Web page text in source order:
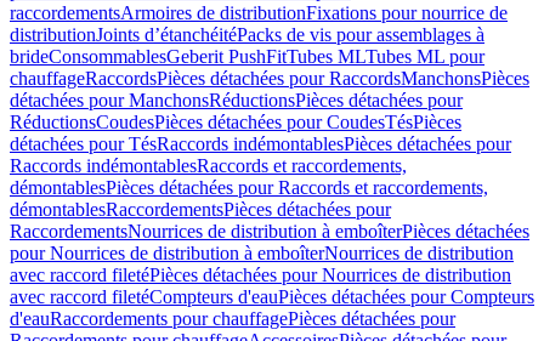
raccordementsArmoires de distributionFixations pour nourrice de
distributionJoints d’étanchéitéPacks de vis pour assemblages à
brideConsommablesGeberit PushFitTubes MLTubes ML pour
chauffageRaccordsPièces détachées pour RaccordsManchonsPièces
détachées pour ManchonsRéductionsPièces détachées pour
RéductionsCoudesPièces détachées pour CoudesTésPièces
détachées pour TésRaccords indémontablesPièces détachées pour
Raccords indémontablesRaccords et raccordements,
démontablesPièces détachées pour Raccords et raccordements,
démontablesRaccordementsPièces détachées pour
RaccordementsNourrices de distribution à emboîterPièces détachées
pour Nourrices de distribution à emboîterNourrices de distribution
avec raccord filetéPièces détachées pour Nourrices de distribution
avec raccord filetéCompteurs d'eauPièces détachées pour Compteurs
d'eauRaccordements pour chauffagePièces détachées pour